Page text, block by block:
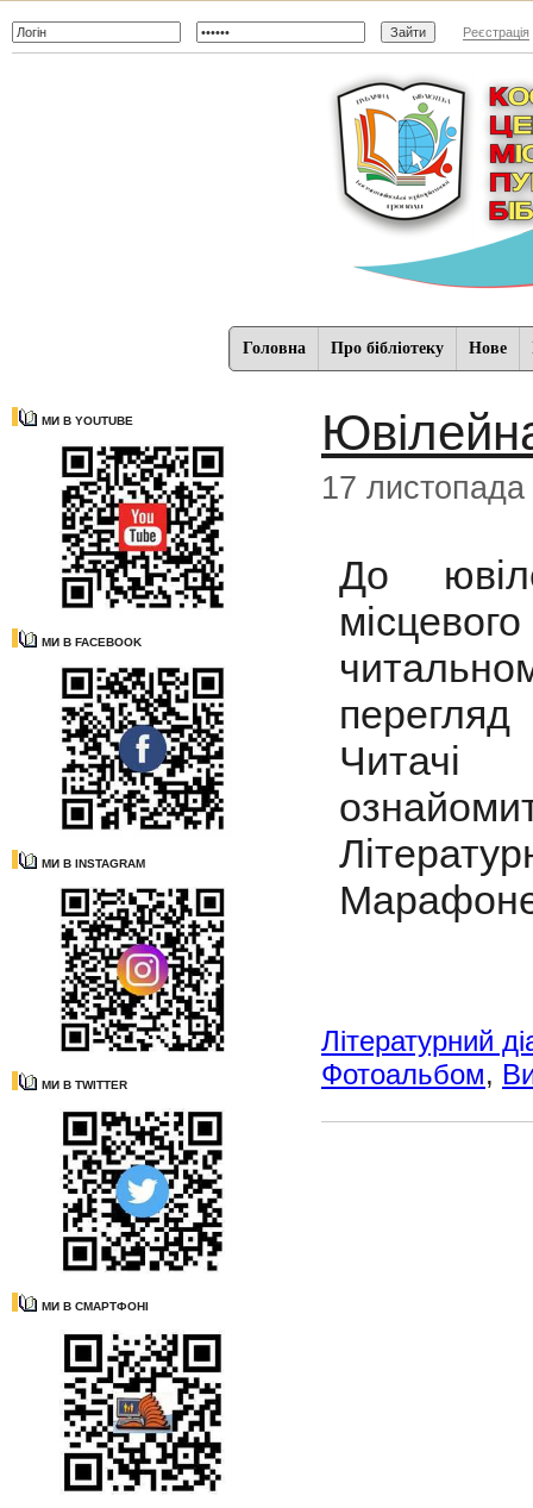
Реєстрація
Головна Про бібліотеку Нове
МИ В YOUTUBE
МИ В FACEBOOK
МИ В INSTAGRAM
МИ В TWITTER
МИ В СМАРТФОНІ
17 листопада
До
Читачі
Літературний
Фотоальбом,